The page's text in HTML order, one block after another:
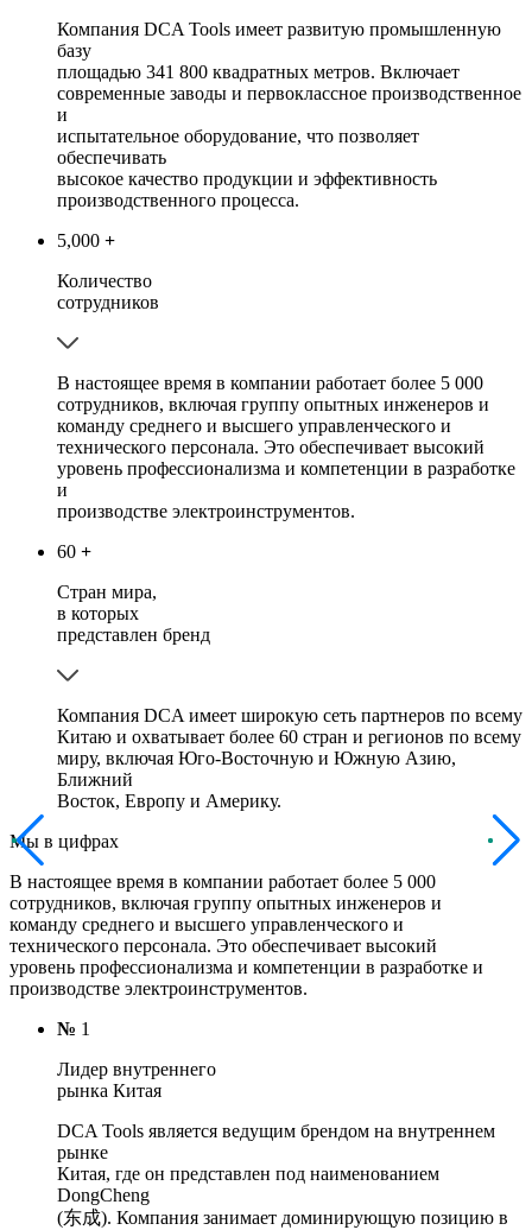
Компания DCA Tools имеет развитую промышленную
базу
площадью 341 800 квадратных метров. Включает
современные заводы и первоклассное производственное
и
испытательное оборудование, что позволяет
обеспечивать
высокое качество продукции и эффективность
производственного процесса.
5,000 +
Количество
сотрудников
В настоящее время в компании работает более 5 000
сотрудников, включая группу опытных инженеров и
команду среднего и высшего управленческого и
технического персонала. Это обеспечивает высокий
уровень профессионализма и компетенции в разработке
и
производстве электроинструментов.
60 +
Стран мира,
в которых
представлен бренд
Компания DCA имеет широкую сеть партнеров по всему
Китаю и охватывает более 60 стран и регионов по всему
миру, включая Юго-Восточную и Южную Азию,
Ближний
Восток, Европу и Америку.
Мы в цифрах
В настоящее время в компании работает более 5 000
сотрудников, включая группу опытных инженеров и
команду среднего и высшего управленческого и
технического персонала. Это обеспечивает высокий
уровень профессионализма и компетенции в разработке и
производстве электроинструментов.
№ 1
Лидер внутреннего
рынка Китая
DCA Tools является ведущим брендом на внутреннем
рынке
Китая, где он представлен под наименованием
DongCheng
(东成). Компания занимает доминирующую позицию в